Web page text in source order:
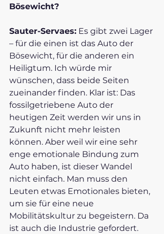
Bösewicht?
Sauter-Servaes: Es gibt zwei Lager
– für die einen ist das Auto der
Bösewicht, für die anderen ein
Heiligtum. Ich würde mir
wünschen, dass beide Seiten
zueinander finden. Klar ist: Das
fossilgetriebene Auto der
heutigen Zeit werden wir uns in
Zukunft nicht mehr leisten
können. Aber weil wir eine sehr
enge emotionale Bindung zum
Auto haben, ist dieser Wandel
nicht einfach. Man muss den
Leuten etwas Emotionales bieten,
um sie für eine neue
Mobilitätskultur zu begeistern. Da
ist auch die Industrie gefordert.